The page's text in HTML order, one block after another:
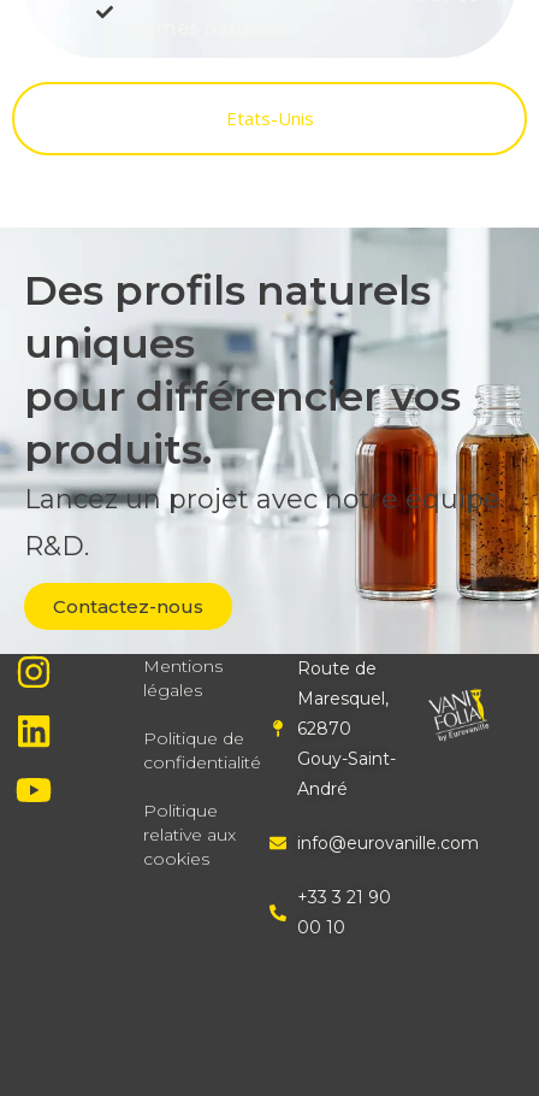
Etats-Unis
Des profils naturels
uniques
pour différencier vos
produits.
Lancez un projet avec notre équipe
R&D.
Contactez-nous
Route de
Maresquel,
62870
Gouy-Saint-
André
info@eurovanille.com
+33 3 21 90
00 10
Mentions
légales
Politique de
confidentialité
Politique
relative aux
cookies